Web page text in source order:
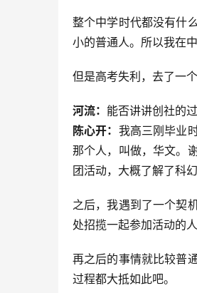
整个中学时代都没有什
小的普通人。所以我在
但是高考失利，去了一
河流： 能否讲讲创社的过
陈心开： 我高三刚毕业
那个人，叫做，华文。
团活动，大概了解了科
之后，我遇到了一个契
处招揽一起参加活动的
再之后的事情就比较普
过程都大抵如此吧。